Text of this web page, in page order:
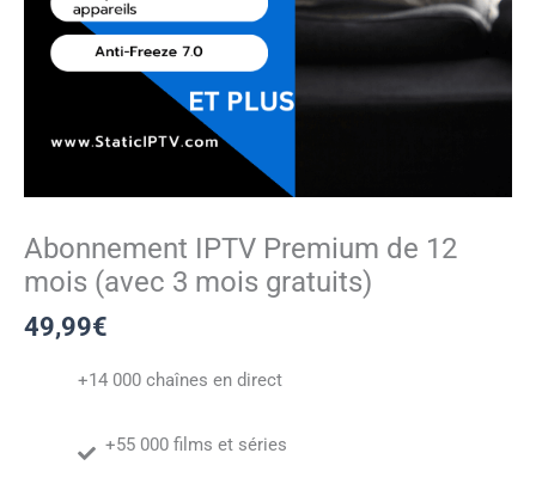
Abonnement IPTV Premium de 12
mois (avec 3 mois gratuits)
49,99€
+14 000 chaînes en direct
+55 000 films et séries
mois
gratuits)